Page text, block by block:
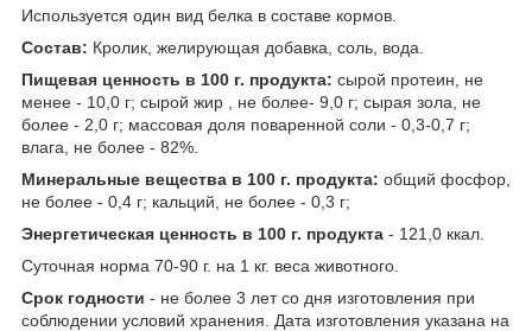
Используется один вид белка в составе кормов.
Состав: Кролик, желирующая добавка, соль, вода.
Пищевая ценность в 100 г. продукта: сырой протеин, не
менее - 10,0 г; сырой жир , не более- 9,0 г; сырая зола, не
более - 2,0 г; массовая доля поваренной соли - 0,3-0,7 г;
влага, не более - 82%.
Минеральные вещества в 100 г. продукта: общий фосфор,
не более - 0,4 г; кальций, не более - 0,3 г;
Энергетическая ценность в 100 г. продукта - 121,0 ккал.
Суточная норма 70-90 г. на 1 кг. веса животного.
Срок годности - не более 3 лет со дня изготовления при
соблюдении условий хранения. Дата изготовления указана на